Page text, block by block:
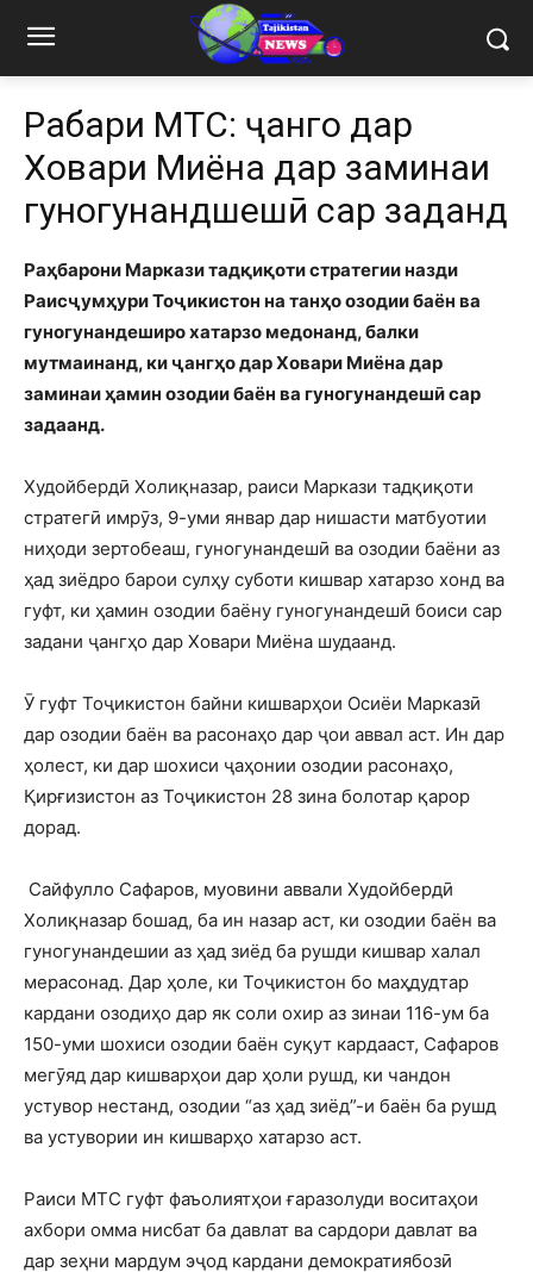
Раҳбари МТС: ҷангҳо дар
Ховари Миёна дар заминаи
гуногунандшешӣ сар заданд
Раҳбарони Маркази тадқиқоти стратегии назди
Раисҷумҳури Тоҷикистон на танҳо озодии баён ва
гуногунандеширо хатарзо медонанд, балки
мутмаинанд, ки ҷангҳо дар Ховари Миёна дар
заминаи ҳамин озодии баён ва гуногунандешӣ сар
задаанд.
Худойбердӣ Холиқназар, раиси Маркази тадқиқоти
стратегӣ имрӯз, 9-уми январ дар нишасти матбуотии
ниҳоди зертобеаш, гуногунандешӣ ва озодии баёни аз
ҳад зиёдро барои сулҳу суботи кишвар хатарзо хонд ва
гуфт, ки ҳамин озодии баёну гуногунандешӣ боиси сар
задани ҷангҳо дар Ховари Миёна шудаанд.
Ӯ гуфт Тоҷикистон байни кишварҳои Осиёи Марказӣ
дар озодии баён ва расонаҳо дар ҷои аввал аст. Ин дар
ҳолест, ки дар шохиси ҷаҳонии озодии расонаҳо,
Қирғизистон аз Тоҷикистон 28 зина болотар қарор
дорад.
Сайфулло Сафаров, муовини аввали Худойбердӣ
Холиқназар бошад, ба ин назар аст, ки озодии баён ва
гуногунандешии аз ҳад зиёд ба рушди кишвар халал
мерасонад. Дар ҳоле, ки Тоҷикистон бо маҳдудтар
кардани озодиҳо дар як соли охир аз зинаи 116-ум ба
150-уми шохиси озодии баён суқут кардааст, Сафаров
мегӯяд дар кишварҳои дар ҳоли рушд, ки чандон
устувор нестанд, озодии “аз ҳад зиёд”-и баён ба рушд
ва устувории ин кишварҳо хатарзо аст.
Раиси МТС гуфт фаъолиятҳои ғаразолуди воситаҳои
ахбори омма нисбат ба давлат ва сардори давлат ва
дар зеҳни мардум эҷод кардани демократиябозӣ